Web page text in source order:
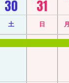
30 31
土 日